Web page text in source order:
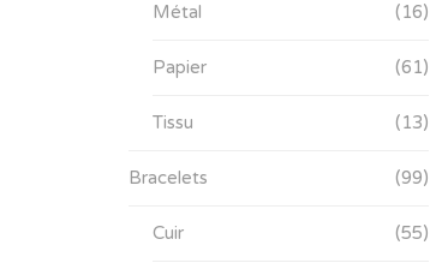
Métal (16)
Papier (61)
Tissu (13)
Bracelets (99)
Cuir (55)